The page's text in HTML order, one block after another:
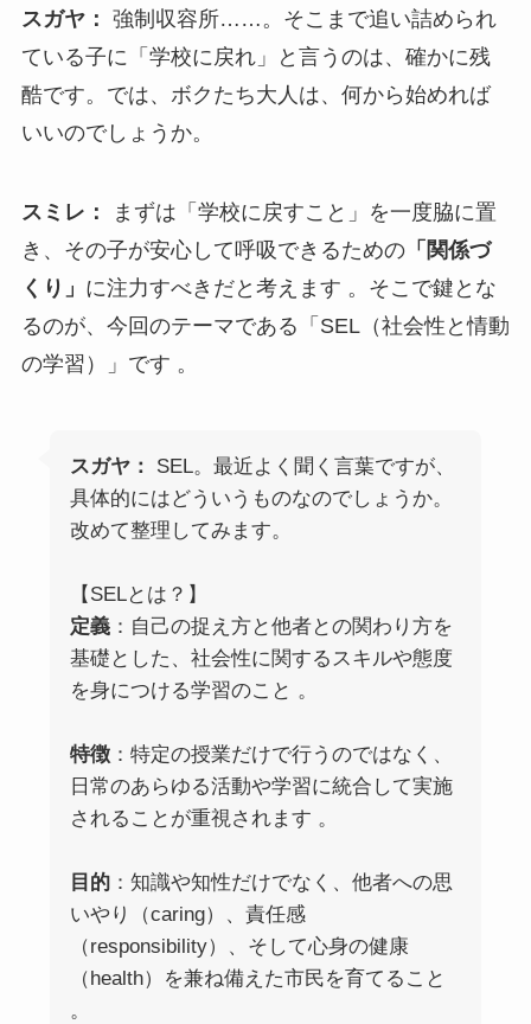
スガヤ： 強制収容所……。そこまで追い詰められ
ている子に「学校に戻れ」と言うのは、確かに残
酷です。では、ボクたち大人は、何から始めれば
いいのでしょうか。
スミレ：
まずは「学校に戻すこと」を一度脇に置
き、その子が安心して呼吸できるための「関係づ
くり」 に注力すべきだと考えます 。そこで鍵とな
るのが、今回のテーマである「SEL（社会性と情動
の学習）」です 。
スガヤ：
SEL。最近よく聞く言葉ですが、
具体的にはどういうものなのでしょうか。
改めて整理してみます。
【SELとは？】
定義：自己の捉え方と他者との関わり方を
基礎とした、社会性に関するスキルや態度
を身につける学習のこと 。
特徴：特定の授業だけで行うのではなく、
日常のあらゆる活動や学習に統合して実施
されることが重視されます 。
目的：知識や知性だけでなく、他者への思
いやり（caring）、責任感
（responsibility）、そして心身の健康
（health）を兼ね備えた市民を育てること
。